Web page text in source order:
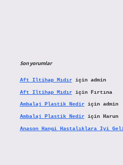
Son yorumlar
Aft Iltihap Mıdıriçin admin
Aft Iltihap Mıdıriçin Fırtına
Ambalaj Plastik Nediriçin admin
Ambalaj Plastik Nediriçin Harun
Anason Hangi Hastalıklara Iyi